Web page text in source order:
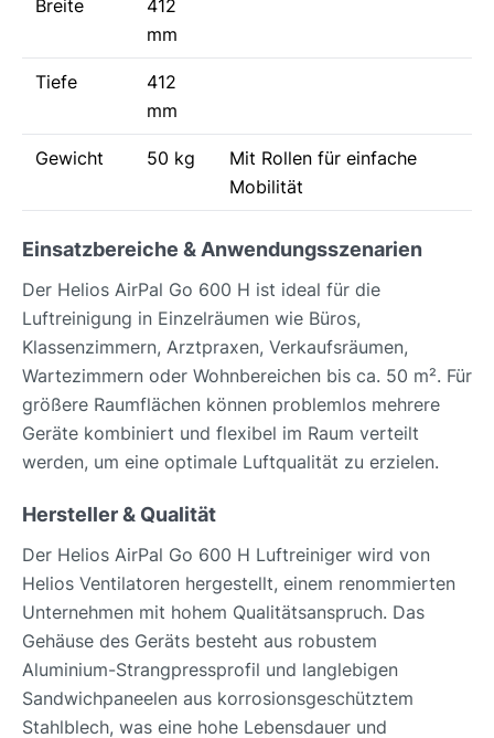
Breite
412
mm
Tiefe
412
mm
Gewicht 50 kg
Mit Rollen für einfache
Mobilität
Einsatzbereiche & Anwendungsszenarien
Der Helios AirPal Go 600 H ist ideal für die
Luftreinigung in Einzelräumen wie Büros,
Klassenzimmern, Arztpraxen, Verkaufsräumen,
Wartezimmern oder Wohnbereichen bis ca. 50 m². Für
größere Raumflächen können problemlos mehrere
Geräte kombiniert und flexibel im Raum verteilt
werden, um eine optimale Luftqualität zu erzielen.
Hersteller & Qualität
Der Helios AirPal Go 600 H Luftreiniger wird von
Helios Ventilatoren hergestellt, einem renommierten
Unternehmen mit hohem Qualitätsanspruch. Das
Gehäuse des Geräts besteht aus robustem
Aluminium-Strangpressprofil und langlebigen
Sandwichpaneelen aus korrosionsgeschütztem
Stahlblech, was eine hohe Lebensdauer und